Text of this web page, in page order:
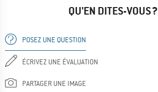
QU'EN DITES-VOUS ?
POSEZ UNE QUESTION
ÉCRIVEZ UNE ÉVALUATION
PARTAGER UNE IMAGE